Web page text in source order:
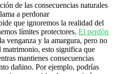
de las consecuencias naturales
a perdonar
que ignoremos la realidad del
límites protectores. El perdón
venganza y la amargura, pero no
esto significa que
mantienes consecuencias
dañino. Por ejemplo, podrías